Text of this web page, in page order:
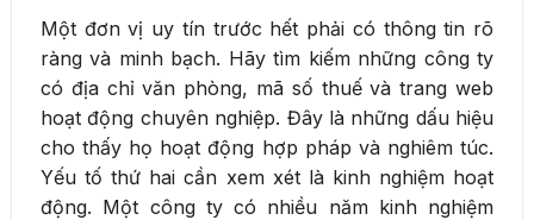
Một đơn vị uy tín trước hết phải có thông tin rõ
ràng và minh bạch. Hãy tìm kiếm những công ty
có địa chỉ văn phòng, mã số thuế và trang web
hoạt động chuyên nghiệp. Đây là những dấu hiệu
cho thấy họ hoạt động hợp pháp và nghiêm túc.
Yếu tố thứ hai cần xem xét là kinh nghiệm hoạt
động. Một công ty có nhiều năm kinh nghiệm